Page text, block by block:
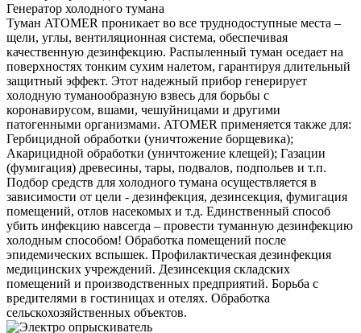
Генератор холодного тумана
Туман ATOMER проникает во все труднодоступные места –
щели, углы, вентиляционная система, обеспечивая
качественную дезинфекцию. Распыленный туман оседает на
поверхностях тонким сухим налетом, гарантируя длительный
защитный эффект. Этот надежный прибор генерирует
холодную туманообразную взвесь для борьбы с
коронавирусом, вшами, чешуйницами и другими
патогенными организмами. ATOMER применяется также для:
Гербицидной обработки (уничтожение борщевика);
Акарицидной обработки (уничтожение клещей); Газации
(фумигация) древесины, тары, подвалов, подпольев и т.п.
Подбор средств для холодного тумана осуществляется в
зависимости от цели - дезинфекция, дезинсекция, фумигация
помещений, отлов насекомых и т.д. Единственный способ
убить инфекцию навсегда – провести туманную дезинфекцию
холодным способом! Обработка помещений после
эпидемических вспышек. Профилактическая дезинфекция
медицинских учреждений. Дезинсекция складских
помещений и производственных предприятий. Борьба с
вредителями в гостиницах и отелях. Обработка
сельскохозяйственных объектов.